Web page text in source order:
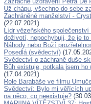
Už chápu, všechno do sebe
Zachráněné manželství -
(22.07.2021)
Lídr vězeňského
doživotí, nepochybuji, že je
Náhody nebo Boží
Posedlá (svědectví)
Svědectví o záchraně duše
Bůh existuje, potkala jsem
(17.04.2021)
Role Barabáše ve filmu
Svědectví: Bylo mi věřících
na něco, co neexistuje?